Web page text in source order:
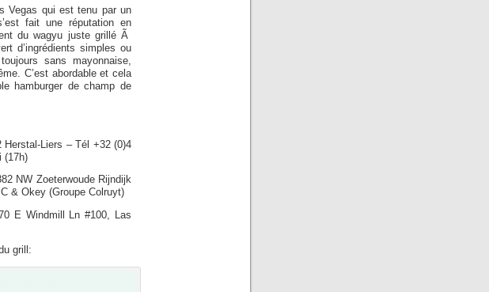
Vegas qui est tenu par un
fait une réputation en
du wagyu juste grillé Ã
d’ingrédients simples ou
sans mayonnaise,
C’est abordable et cela
hamburger de champ de
Herstal-Liers – Tél +32 (0)4
(17h)
NW Zoeterwoude Rijndijk
& Okey (Groupe Colruyt)
E Windmill Ln #100, Las
grill: